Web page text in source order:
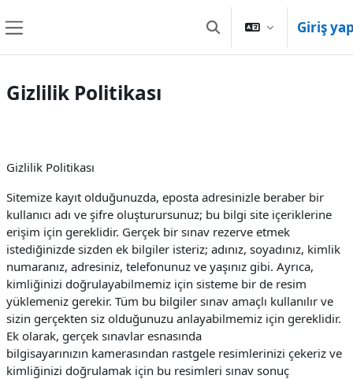
Arama girişini değiştir
Giriş
Gizlilik Politikası
Gizlilik Politikası
Sitemize kayıt olduğunuzda, eposta adresinizle beraber bir
kullanıcı adı ve şifre oluşturursunuz; bu bilgi site içeriklerine
erişim için gereklidir. Gerçek bir sınav rezerve etmek
istediğinizde sizden ek bilgiler isteriz; adınız, soyadınız, kimlik
numaranız, adresiniz, telefonunuz ve yaşınız gibi. Ayrıca,
kimliğinizi doğrulayabilmemiz için sisteme bir de resim
yüklemeniz gerekir. Tüm bu bilgiler sınav amaçlı kullanılır ve
sizin gerçekten siz olduğunuzu anlayabilmemiz için gereklidir.
Ek olarak, gerçek sınavlar esnasında
bilgisayarınızın kamerasından rastgele resimlerinizi çekeriz ve
kimliğinizi doğrulamak için bu resimleri sınav sonuç